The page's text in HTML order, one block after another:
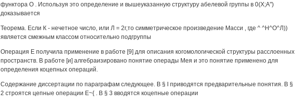
функтора О . Используя это определение и вышеуказанную структуру абелевой группы в 0(Х;А")
доказывается
Теорема. Если К - нечетное число, или Л = 2г,то симметрическое произведение Масси , где ^ ^Н^О^Л))
является смежным классом относительно подгруппы
Операция Е получила применение в работе [9] для описания когомологической структуры расслоенных
пространств. В работе [и] алгебраизировано понятие операды Мея и это понятие применено для
определения коцепных операций.
Содержание диссертации по параграфам следующее. В § I приводятся предварительные понятия. В §
2 строятся цепные операции Е~{ . В § 3 вводятся коцепные операции